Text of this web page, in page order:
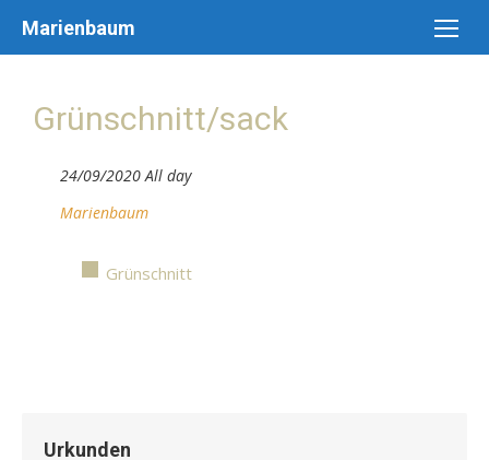
Marienbaum
Grünschnitt/sack
24/09/2020 All day
Marienbaum
Grünschnitt
Urkunden